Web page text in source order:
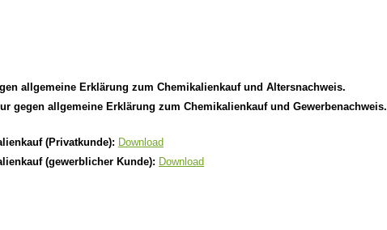
allgemeine Erklärung zum Chemikalienkauf und Altersnachweis.
gegen allgemeine Erklärung zum Chemikalienkauf und Gewerbenachweis.
(Privatkunde): Download
(gewerblicher Kunde): Download